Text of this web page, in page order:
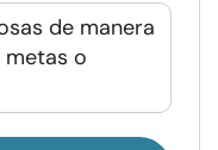
de manera
o